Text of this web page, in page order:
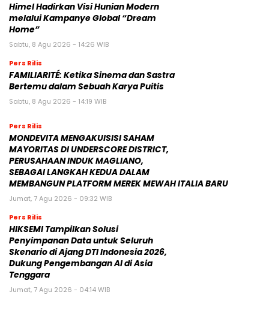
Himel Hadirkan Visi Hunian Modern
melalui Kampanye Global “Dream
Home”
Sabtu, 8 Agu 2026 - 14:26 WIB
Pers Rilis
FAMILIARITÉ: Ketika Sinema dan Sastra
Bertemu dalam Sebuah Karya Puitis
Sabtu, 8 Agu 2026 - 14:19 WIB
Pers Rilis
MONDEVITA MENGAKUISISI SAHAM
MAYORITAS DI UNDERSCORE DISTRICT,
PERUSAHAAN INDUK MAGLIANO,
SEBAGAI LANGKAH KEDUA DALAM
MEMBANGUN PLATFORM MEREK MEWAH ITALIA BARU
Jumat, 7 Agu 2026 - 09:32 WIB
Pers Rilis
HIKSEMI Tampilkan Solusi
Penyimpanan Data untuk Seluruh
Skenario di Ajang DTI Indonesia 2026,
Dukung Pengembangan AI di Asia
Tenggara
Jumat, 7 Agu 2026 - 04:14 WIB